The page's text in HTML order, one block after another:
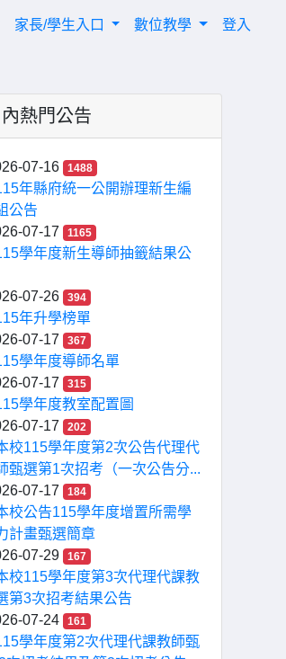
家長/學生入口 數位教學 登入
熱門公告
07-16 1488
年縣府統一公開辦理新生編
公告
07-17
1165
學年度新生導師抽籤結果公
07-26
394
年升學榜單
07-17
367
學年度導師名單
07-17
315
學年度教室配置圖
07-17
202
校115學年度第2次公告代理代
甄選第1次招考（一次公告分...
07-17
184
校公告115學年度增置所需學
計畫甄選簡章
07-29
167
校115學年度第3次代理代課教
第3次招考結果公告
07-24
161
學年度第2次代理代課教師甄